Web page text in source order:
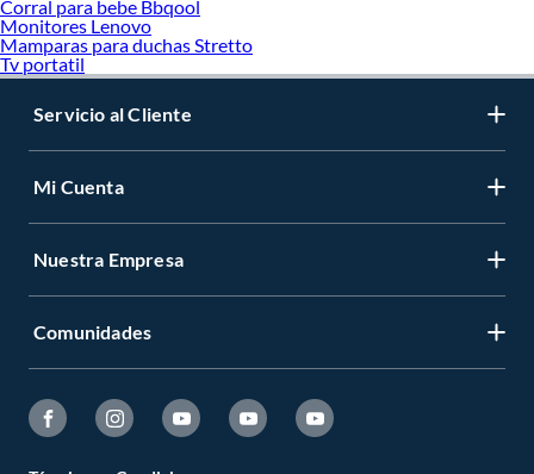
Corral para bebe Bbqool
Monitores Lenovo
Mamparas para duchas Stretto
Tv portatil
Servicio al Cliente
Mi Cuenta
Nuestra Empresa
Comunidades